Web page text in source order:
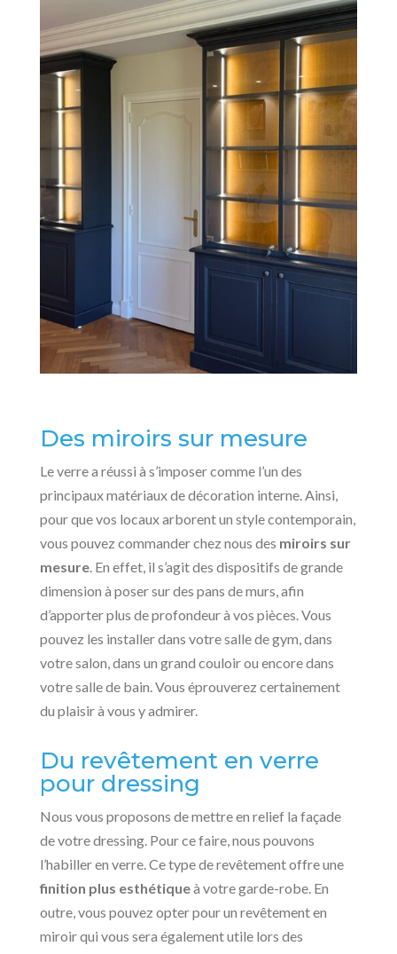
Des miroirs sur mesure
Le verre a réussi à s’imposer comme l’un des
principaux matériaux de décoration interne. Ainsi,
pour que vos locaux arborent un style contemporain,
vous pouvez commander chez nous des miroirs sur
mesure. En effet, il s’agit des dispositifs de grande
dimension à poser sur des pans de murs, afin
d’apporter plus de profondeur à vos pièces. Vous
pouvez les installer dans votre salle de gym, dans
votre salon, dans un grand couloir ou encore dans
votre salle de bain. Vous éprouverez certainement
du plaisir à vous y admirer.
Du revêtement en verre
pour dressing
Nous vous proposons de mettre en relief la façade
de votre dressing. Pour ce faire, nous pouvons
l’habiller en verre. Ce type de revêtement offre une
finition plus esthétiqueà votre garde-robe. En
outre, vous pouvez opter pour un revêtement en
miroir qui vous sera également utile lors des